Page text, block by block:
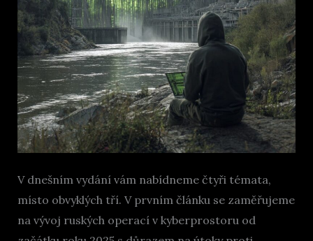
V dnešním vydání vám nabídneme čtyři témata,
místo obvyklých tří. V prvním článku se zaměřujeme
na vývoj ruských operací v kyberprostoru od